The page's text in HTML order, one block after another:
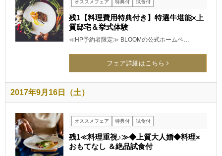
オススメフェア 特典付 試食付
残1【料理費用特典付き】特選牛堪能×上
質邸宅＆挙式体験
≪HP予約者限定≫ BLOOMの公式ホームペ…
フェア詳細はこちら
2017年9月16日（土）
オススメフェア 特典付 試食付
残1≪料理重視♪≫◆上質大人婚◆料理×
おもてなし ＆絶品試食付